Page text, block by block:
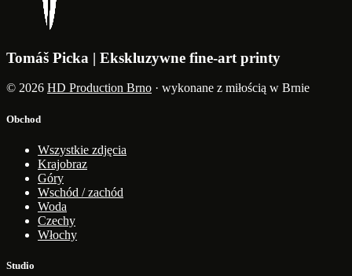
Tomáš Picka | Ekskluzywne fine-art printy
© 2026 HD Production Brno · wykonane z miłością w Brnie
Obchod
Wszystkie zdjęcia
Krajobraz
Góry
Wschód / zachód
Woda
Czechy
Włochy
Studio